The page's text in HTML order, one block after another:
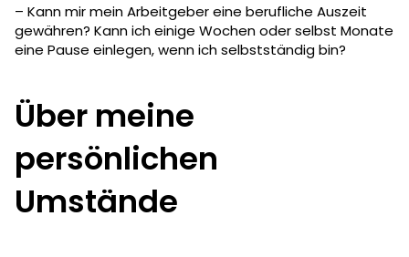
– Kann mir mein Arbeitgeber eine berufliche Auszeit
gewähren? Kann ich einige Wochen oder selbst Monate
eine Pause einlegen, wenn ich selbstständig bin?
Über meine
persönlichen
Umstände